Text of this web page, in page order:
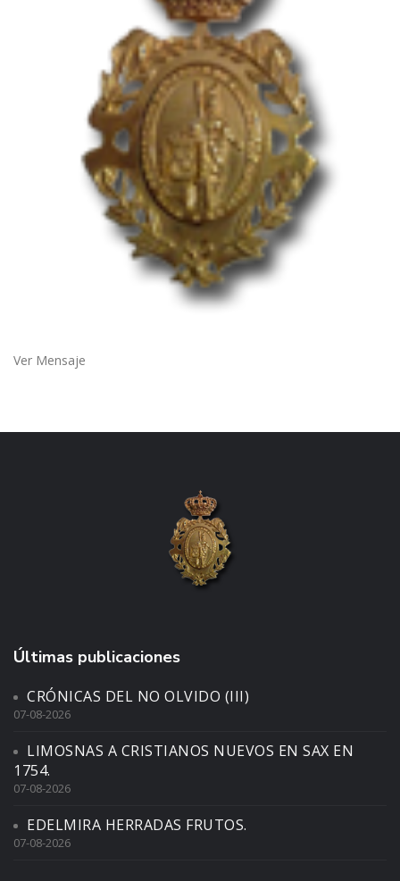
Ver Mensaje
Últimas publicaciones
CRÓNICAS DEL NO OLVIDO (III)
07-08-2026
LIMOSNAS A CRISTIANOS NUEVOS EN SAX EN
1754.
07-08-2026
EDELMIRA HERRADAS FRUTOS.
07-08-2026